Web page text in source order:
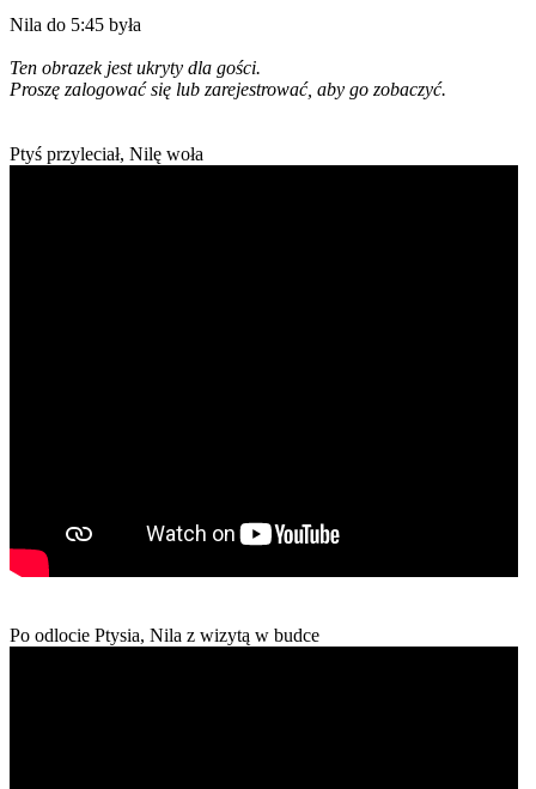
Nila do 5:45 była
Ten obrazek jest ukryty dla gości.
Proszę zalogować się lub zarejestrować, aby go zobaczyć.
Ptyś przyleciał, Nilę woła
Po odlocie Ptysia, Nila z wizytą w budce